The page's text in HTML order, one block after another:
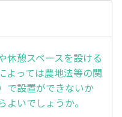
休憩スペースを設ける
よっては農地法等の関
で設置ができないか
いでしょうか。